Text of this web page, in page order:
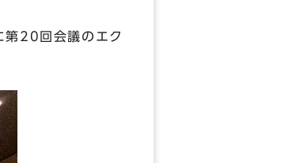
第20回会議のエク